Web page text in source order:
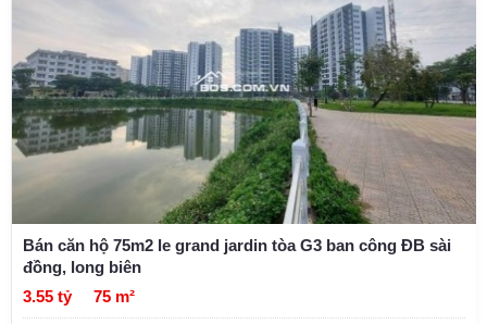
Bán căn hộ 75m2 le grand jardin tòa G3 ban công ĐB sài
đồng, long biên
3.55 tỷ
75 m²